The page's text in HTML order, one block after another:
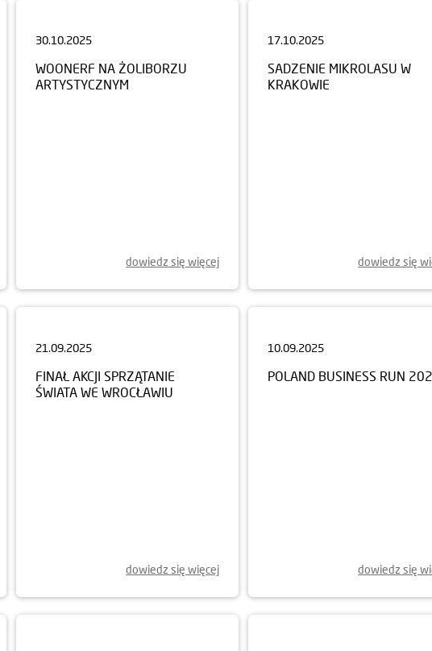
WOONERF NA ŻOLIBORZU
ARTYSTYCZNYM
dowiedz się więcej
SADZENIE MIKROLASU W
KRAKOWIE
dowiedz się
FINAŁ AKCJI SPRZĄTANIE
ŚWIATA WE WROCŁAWIU
dowiedz się więcej
POLAND BUSINESS RUN
dowiedz się